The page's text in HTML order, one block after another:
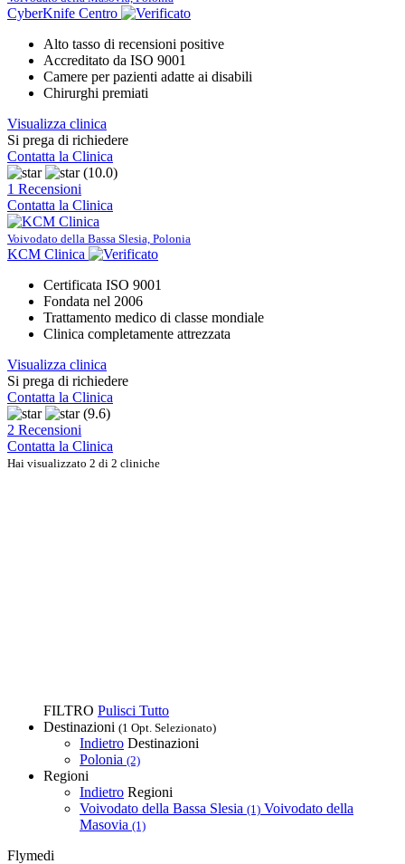
CyberKnife Centro
Alto tasso di recensioni positive
Accreditato da ISO 9001
Camere per pazienti adatte ai disabili
Chirurghi premiati
Visualizza clinica
Si prega di richiedere
Contatta la Clinica
(10.0)
1 Recensioni
Contatta la Clinica
Voivodato della Bassa Slesia, Polonia
KCM Clinica
Certificata ISO 9001
Fondata nel 2006
Trattamento medico di classe mondiale
Clinica completamente attrezzata
Visualizza clinica
Si prega di richiedere
Contatta la Clinica
(9.6)
2 Recensioni
Contatta la Clinica
Hai visualizzato 2 di 2 cliniche
FILTRO Pulisci Tutto
Destinazioni (1 Opt. Selezionato)
Indietro Destinazioni
Polonia (2)
Regioni
Indietro Regioni
Voivodato della Bassa Slesia (1) Voivodato della
Masovia (1)
Flymedi